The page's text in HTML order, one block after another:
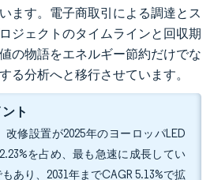
ます。電子商取引による調達とス
ジェクトのタイムラインと回収期
の物語をエネルギー節約だけでな
る分析へと移行させています。
ト
修設置が2025年のヨーロッパLED
を占め、最も急速に成長してい
あり、2031年までCAGR 5.13%で拡